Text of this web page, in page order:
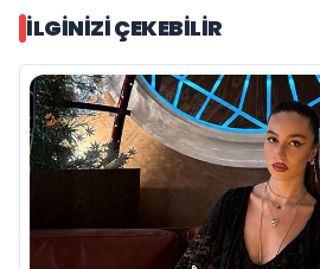
İLGINIZI ÇEKEBILIR